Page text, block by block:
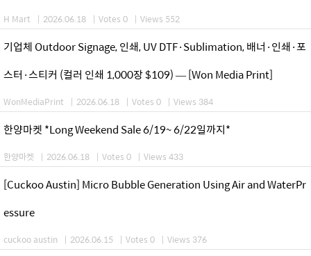
H Mart | 2026.06.18 | Votes 0 | Views 552
기업체 Outdoor Signage, 인쇄, UV DTF·Sublimation, 배너·인쇄·포
스터·스티커 (컬러 인쇄 1,000장 $109) — [Won Media Print]
WonMediaPrint | 2026.06.18 | Votes 0 | Views 384
한양마켓 *Long Weekend Sale 6/19~ 6/22일까지*
한양마켓 | 2026.06.18 | Votes 0 | Views 433
[Cuckoo Austin] Micro Bubble Generation Using Air and WaterPr
essure
cuckoo austin | 2026.06.15 | Votes 0 | Views 376